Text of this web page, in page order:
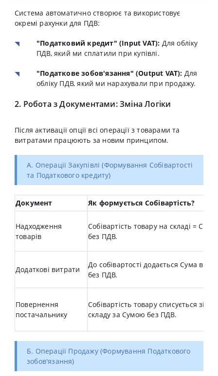
Система автоматично створює та використовує
окремі рахунки для ПДВ:
"Податковий кредит" (Input VAT): Для обліку
ПДВ, який ми сплатили при купівлі.
"Податкове зобов'язання" (Output VAT): Для
обліку ПДВ, який ми нарахували при продажу.
2. Робота з Документами: Зміна Логіки
Після активації опції всі операції з товарами та
витратами працюють за новим принципом.
A. Операції Закупівлі (Формування Собівартості
та Податкового кредиту)
Документ Як формується Собівартість?
Надходження
товарів
Собівартість товару на складі = Сума
без ПДВ.
Додаткові витрати
До собівартості додається Сума
без ПДВ.
Повернення
постачальнику
Собівартість товару списується зі
складу за Сумою без ПДВ.
Б. Операції Продажу (Формування Податкового
зобов'язання)